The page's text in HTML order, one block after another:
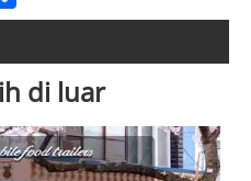
di luar